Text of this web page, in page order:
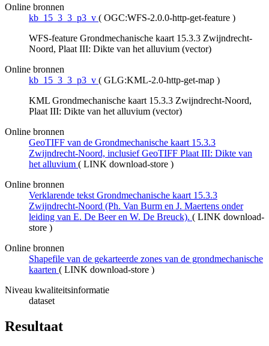
Online bronnen
kb_15_3_3_p3_v ( OGC:WFS-2.0.0-http-get-feature )
WFS-feature Grondmechanische kaart 15.3.3 Zwijndrecht-
Noord, Plaat III: Dikte van het alluvium (vector)
Online bronnen
kb_15_3_3_p3_v ( GLG:KML-2.0-http-get-map )
KML Grondmechanische kaart 15.3.3 Zwijndrecht-Noord,
Plaat III: Dikte van het alluvium (vector)
Online bronnen
GeoTIFF van de Grondmechanische kaart 15.3.3
Zwijndrecht-Noord, inclusief GeoTIFF Plaat III: Dikte van
het alluvium ( LINK download-store )
Online bronnen
Verklarende tekst Grondmechanische kaart 15.3.3
Zwijndrecht-Noord (Ph. Van Burm en J. Maertens onder
leiding van E. De Beer en W. De Breuck). ( LINK download-
store )
Online bronnen
Shapefile van de gekarteerde zones van de grondmechanische
kaarten ( LINK download-store )
Niveau kwaliteitsinformatie
dataset
Resultaat